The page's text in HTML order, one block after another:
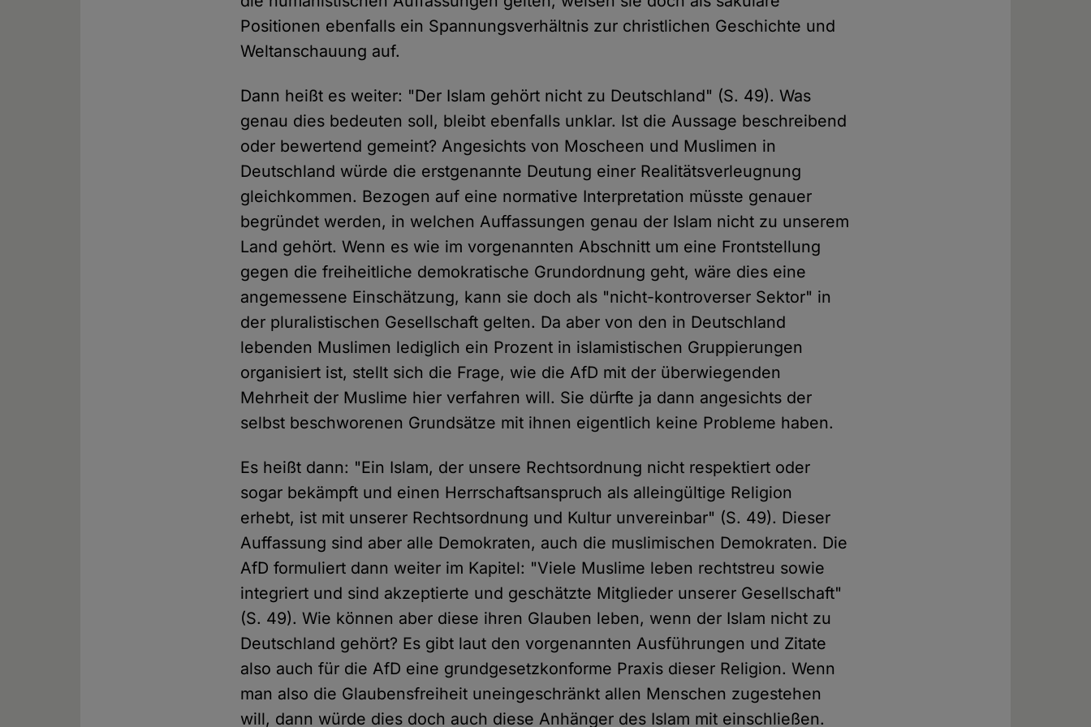
Positionen ebenfalls ein Spannungsverhältnis zur christlichen Geschichte und
Weltanschauung auf.
Dann heißt es weiter: "Der Islam gehört nicht zu Deutschland" (S. 49). Was
genau dies bedeuten soll, bleibt ebenfalls unklar. Ist die Aussage beschreibend
oder bewertend gemeint? Angesichts von Moscheen und Muslimen in
Deutschland würde die erstgenannte Deutung einer Realitätsverleugnung
gleichkommen. Bezogen auf eine normative Interpretation müsste genauer
begründet werden, in welchen Auffassungen genau der Islam nicht zu unserem
Land gehört. Wenn es wie im vorgenannten Abschnitt um eine Frontstellung
gegen die freiheitliche demokratische Grundordnung geht, wäre dies eine
angemessene Einschätzung, kann sie doch als "nicht-kontroverser Sektor" in
der pluralistischen Gesellschaft gelten. Da aber von den in Deutschland
lebenden Muslimen lediglich ein Prozent in islamistischen Gruppierungen
organisiert ist, stellt sich die Frage, wie die AfD mit der überwiegenden
Mehrheit der Muslime hier verfahren will. Sie dürfte ja dann angesichts der
selbst beschworenen Grundsätze mit ihnen eigentlich keine Probleme haben.
Es heißt dann: "Ein Islam, der unsere Rechtsordnung nicht respektiert oder
sogar bekämpft und einen Herrschaftsanspruch als alleingültige Religion
erhebt, ist mit unserer Rechtsordnung und Kultur unvereinbar" (S. 49). Dieser
Auffassung sind aber alle Demokraten, auch die muslimischen Demokraten. Die
AfD formuliert dann weiter im Kapitel: "Viele Muslime leben rechtstreu sowie
integriert und sind akzeptierte und geschätzte Mitglieder unserer Gesellschaft"
(S. 49). Wie können aber diese ihren Glauben leben, wenn der Islam nicht zu
Deutschland gehört? Es gibt laut den vorgenannten Ausführungen und Zitate
also auch für die AfD eine grundgesetzkonforme Praxis dieser Religion. Wenn
man also die Glaubensfreiheit uneingeschränkt allen Menschen zugestehen
will, dann würde dies doch auch diese Anhänger des Islam mit einschließen.